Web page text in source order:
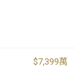
$7,399萬